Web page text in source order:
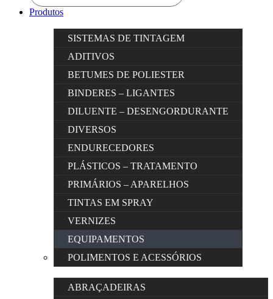
Produtos
SISTEMAS DE TINTAGEM
ADITIVOS
BETUMES DE POLIESTER
BINDERES – LIGANTES
DILUENTE – DESENGORDURANTE
DIVERSOS
ENDURECEDORES
PLÁSTICOS – TRATAMENTO
PRIMÁRIOS – APARELHOS
TINTAS EM SPRAY
VERNIZES
EQUIPAMENTOS
POLIMENTOS E ACESSÓRIOS
ABRAÇADEIRAS